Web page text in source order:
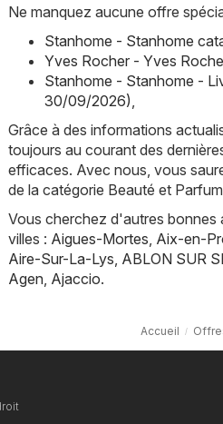
Ne manquez aucune offre
Stanhome - Stanhome
Yves Rocher - Yves
Stanhome - Stanhome -
30/09/2026)
Grâce à des informations
toujours au courant des
efficaces. Avec nous, vous
de la catégorie Beauté et
Vous cherchez d'autres bonnes
villes : Aigues-Mortes Aix-en-
Aire-Sur-La-Lys ABLON SUR
Agen Ajaccio.
Accueil